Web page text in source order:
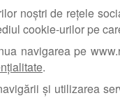
noștri de rețele
cookie-urilor pe
navigarea pe
.
și utilizarea